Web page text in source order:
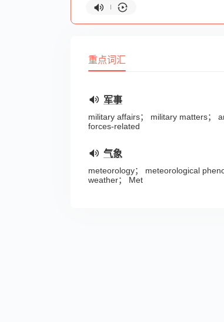
重点词汇
军事
military affairs； military matters；
forces-related
气象
meteorology； meteorological
weather； Met